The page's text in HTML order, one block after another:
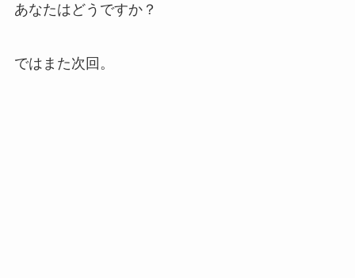
あなたはどうですか？
ではまた次回。